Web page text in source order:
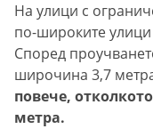
На улици с
по-широките
Според
широчина 3,7
повече,
метра.